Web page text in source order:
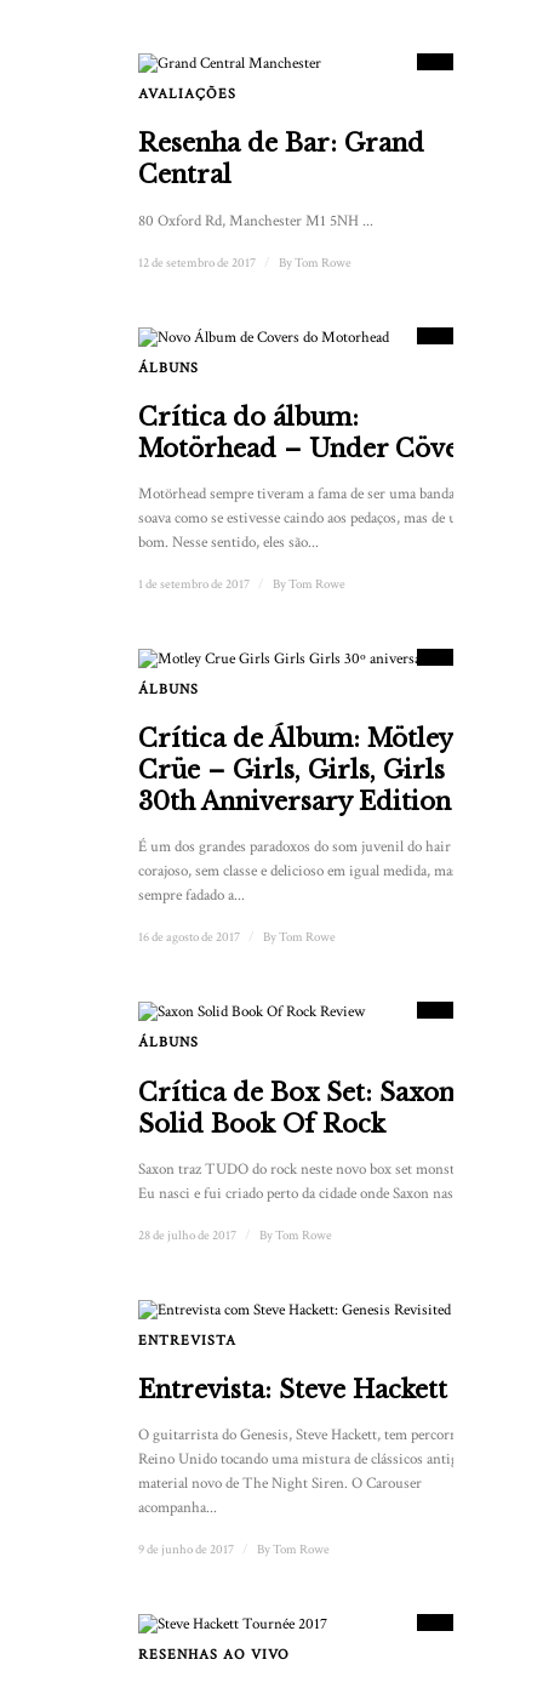
PONTUAÇÃO
AVALIAÇÕES
Resenha de Bar: Grand
Central
80 Oxford Rd, Manchester M1 5NH ...
12 de setembro de 2017 ByTom Rowe
ÁLBUNS
Crítica do álbum:
Motörhead – Under Cöver
Motörhead sempre tiveram a fama de ser uma banda que
soava como se estivesse caindo aos pedaços, mas de um jeito
bom. Nesse sentido, eles são...
1 de setembro de 2017 ByTom Rowe
PONTUAÇÃO
ÁLBUNS
Crítica de Álbum: Mötley
Crüe – Girls, Girls, Girls
30th Anniversary Edition
É um dos grandes paradoxos do som juvenil do hair metal; é
corajoso, sem classe e delicioso em igual medida, mas estava
sempre fadado a...
16 de agosto de 2017 ByTom Rowe
PONTUAÇÃO
ÁLBUNS
Crítica de Box Set: Saxon –
Solid Book Of Rock
Saxon traz TUDO do rock neste novo box set monstruoso.
Eu nasci e fui criado perto da cidade onde Saxon nasceu...
28 de julho de 2017 ByTom Rowe
ENTREVISTA
Entrevista: Steve Hackett
O guitarrista do Genesis, Steve Hackett, tem percorrido o
Reino Unido tocando uma mistura de clássicos antigos e
material novo de The Night Siren. O Carouser
acompanha...
9 de junho de 2017 ByTom Rowe
PONTUAÇÃO
RESENHAS AO VIVO